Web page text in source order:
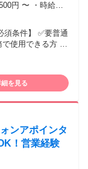
・時給：
フィスカジュア
で使用できる方 └
の方も多数活躍
い♪ ・事務より外
♪ ・家計の足しに
仕事経験を活かせ
細を見る
ンアポインタ
！営業経験